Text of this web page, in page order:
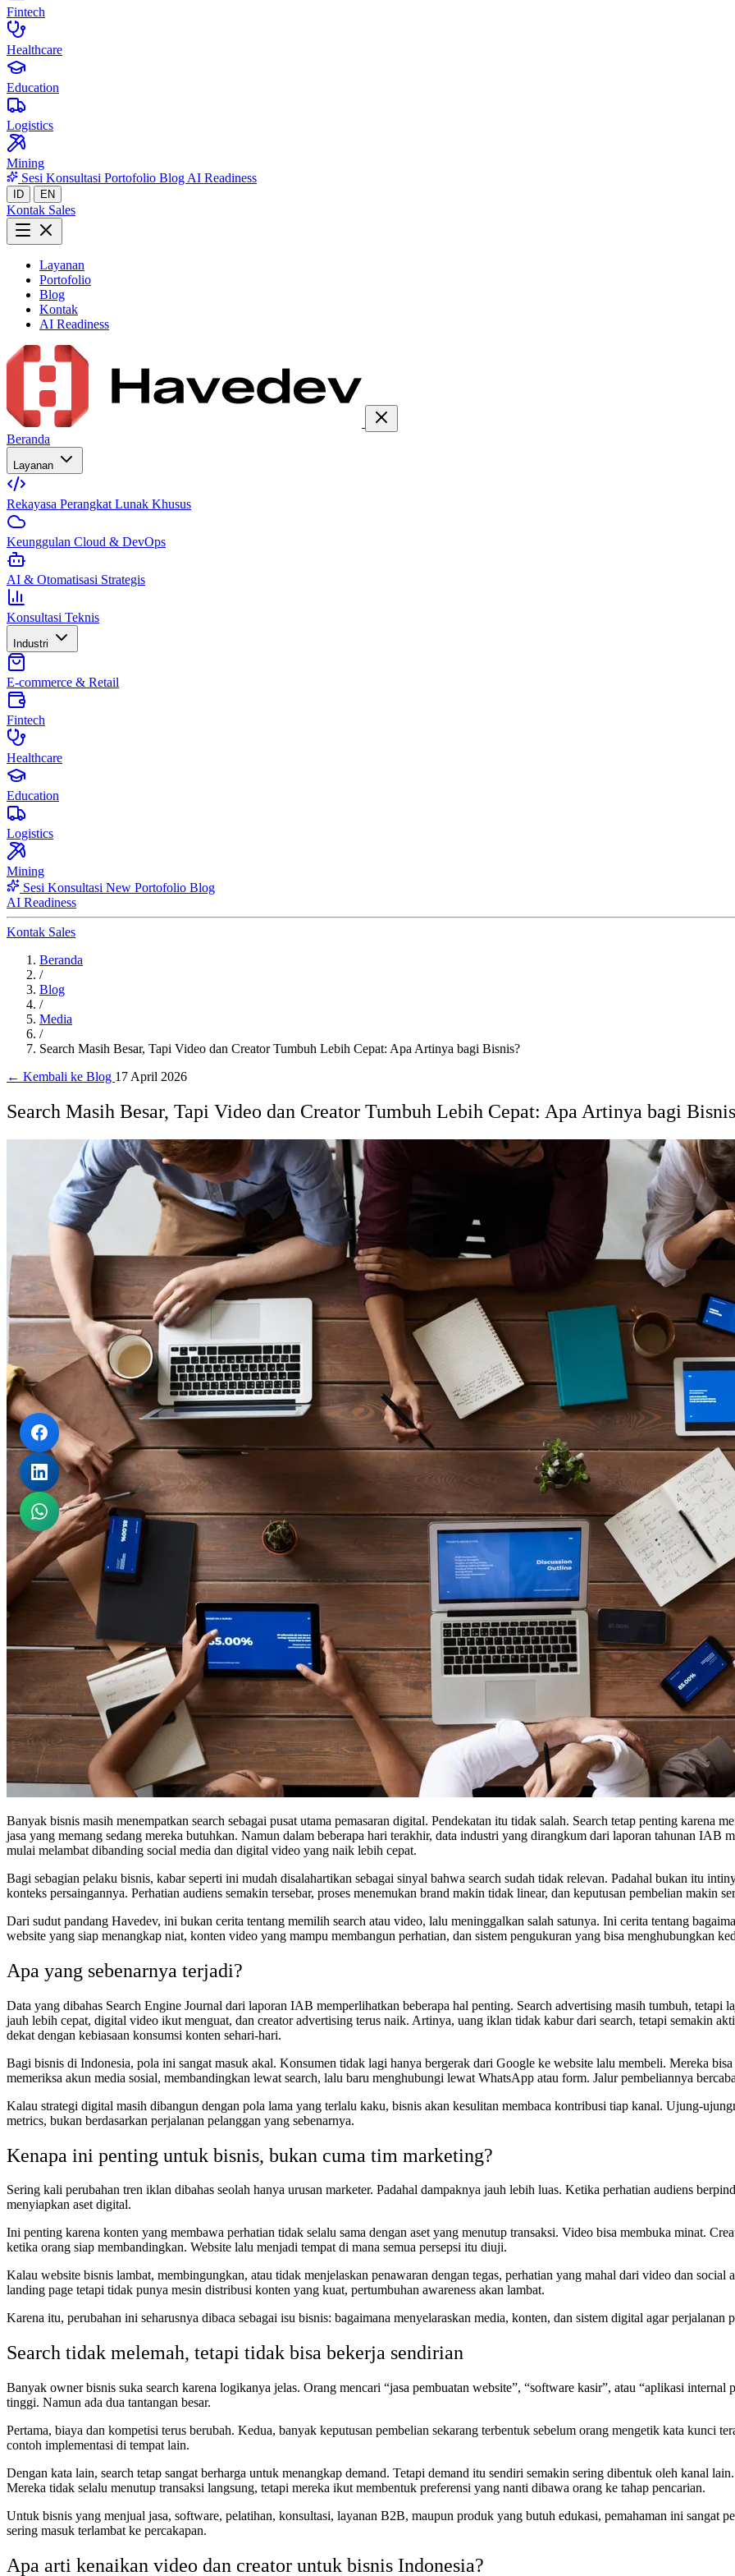
Fintech
Healthcare
Education
Logistics
Mining
Sesi Konsultasi Portofolio Blog AI Readiness
ID EN
Kontak Sales
Layanan
Portofolio
Blog
Kontak
AI Readiness
Beranda
Layanan
Rekayasa Perangkat Lunak Khusus
Keunggulan Cloud & DevOps
AI & Otomatisasi Strategis
Konsultasi Teknis
Industri
E-commerce & Retail
Fintech
Healthcare
Education
Logistics
Mining
Sesi Konsultasi New Portofolio Blog
AI Readiness
Kontak Sales
Beranda
/
Blog
/
Media
/
Search Masih Besar, Tapi Video dan Creator Tumbuh Lebih Cepat: Apa Artinya bagi Bisnis?
← Kembali ke Blog 17 April 2026
Search Masih Besar, Tapi Video dan Creator Tumbuh Lebih Cepat: Apa Artinya bagi
Banyak bisnis masih menempatkan search sebagai pusat utama pemasaran digital. Pendekatan itu tidak salah. Search tetap penting karena
jasa yang memang sedang mereka butuhkan. Namun dalam beberapa hari terakhir, data industri yang dirangkum dari laporan tahunan IAB
mulai melambat dibanding social media dan digital video yang naik lebih cepat.
Bagi sebagian pelaku bisnis, kabar seperti ini mudah disalahartikan sebagai sinyal bahwa search sudah tidak relevan. Padahal bukan itu
konteks persaingannya. Perhatian audiens semakin tersebar, proses menemukan brand makin tidak linear, dan keputusan pembelian makin
Dari sudut pandang Havedev, ini bukan cerita tentang memilih search atau video, lalu meninggalkan salah satunya. Ini cerita tentang
website yang siap menangkap niat, konten video yang mampu membangun perhatian, dan sistem pengukuran yang bisa menghubungkan
Apa yang sebenarnya terjadi?
Data yang dibahas Search Engine Journal dari laporan IAB memperlihatkan beberapa hal penting. Search advertising masih tumbuh, tetapi
jauh lebih cepat, digital video ikut menguat, dan creator advertising terus naik. Artinya, uang iklan tidak kabur dari search, tetapi semakin
dekat dengan kebiasaan konsumsi konten sehari-hari.
Bagi bisnis di Indonesia, pola ini sangat masuk akal. Konsumen tidak lagi hanya bergerak dari Google ke website lalu membeli. Mereka
memeriksa akun media sosial, membandingkan lewat search, lalu baru menghubungi lewat WhatsApp atau form. Jalur pembeliannya
Kalau strategi digital masih dibangun dengan pola lama yang terlalu kaku, bisnis akan kesulitan membaca kontribusi tiap kanal. Ujung-
metrics, bukan berdasarkan perjalanan pelanggan yang sebenarnya.
Kenapa ini penting untuk bisnis, bukan cuma tim marketing?
Sering kali perubahan tren iklan dibahas seolah hanya urusan marketer. Padahal dampaknya jauh lebih luas. Ketika perhatian audiens
menyiapkan aset digital.
Ini penting karena konten yang membawa perhatian tidak selalu sama dengan aset yang menutup transaksi. Video bisa membuka minat.
ketika orang siap membandingkan. Website lalu menjadi tempat di mana semua persepsi itu diuji.
Kalau website bisnis lambat, membingungkan, atau tidak menjelaskan penawaran dengan tegas, perhatian yang mahal dari video dan
landing page tetapi tidak punya mesin distribusi konten yang kuat, pertumbuhan awareness akan lambat.
Karena itu, perubahan ini seharusnya dibaca sebagai isu bisnis: bagaimana menyelaraskan media, konten, dan sistem digital agar perjalanan
Search tidak melemah, tetapi tidak bisa bekerja sendirian
Banyak owner bisnis suka search karena logikanya jelas. Orang mencari “jasa pembuatan website”, “software kasir”, atau “aplikasi
tinggi. Namun ada dua tantangan besar.
Pertama, biaya dan kompetisi terus berubah. Kedua, banyak keputusan pembelian sekarang terbentuk sebelum orang mengetik kata kunci
contoh implementasi di tempat lain.
Dengan kata lain, search tetap sangat berharga untuk menangkap demand. Tetapi demand itu sendiri semakin sering dibentuk oleh kanal
Mereka tidak selalu menutup transaksi langsung, tetapi mereka ikut membentuk preferensi yang nanti dibawa orang ke tahap pencarian.
Untuk bisnis yang menjual jasa, software, pelatihan, konsultasi, layanan B2B, maupun produk yang butuh edukasi, pemahaman ini sangat
sering masuk terlambat ke percakapan.
Apa arti kenaikan video dan creator untuk bisnis Indonesia?